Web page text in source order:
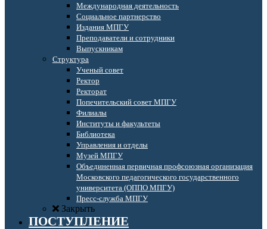
Международная деятельность
Социальное партнерство
Издания МПГУ
Преподаватели и сотрудники
Выпускникам
Структура
Ученый совет
Ректор
Ректорат
Попечительский совет МПГУ
Филиалы
Институты и факультеты
Библиотека
Управления и отделы
Музей МПГУ
Объединенная первичная профсоюзная организация
Московского педагогического государственного
университета (ОППО МПГУ)
Пресс-служба МПГУ
Закрыть
ПОСТУПЛЕНИЕ